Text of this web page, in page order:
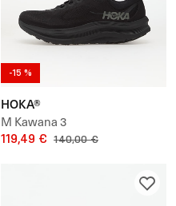
-15 %
HOKA®
M Kawana 3
119,49 € 140,00 €